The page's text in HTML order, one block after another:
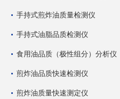
手持式煎炸油质量检测仪
手持式油脂品质检测仪
食用油品质（极性组分）分析仪
煎炸油品质快速检测仪
煎炸油质量快速测定仪